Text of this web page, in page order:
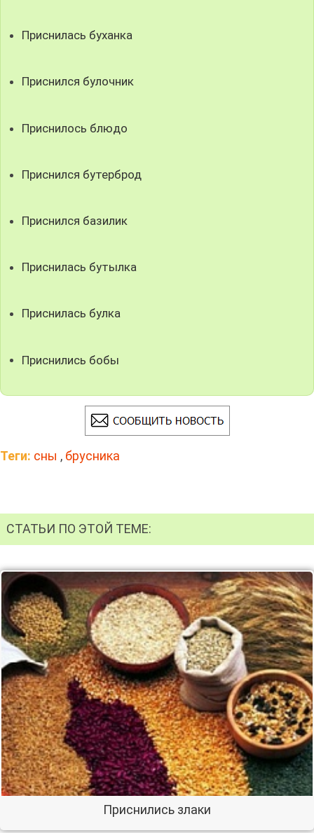
Приснилась буханка
Приснился булочник
Приснилось блюдо
Приснился бутерброд
Приснился базилик
Приснилась бутылка
Приснилась булка
Приснились бобы
Теги: сны , брусника
СТАТЬИ ПО ЭТОЙ ТЕМЕ:
Приснились злаки